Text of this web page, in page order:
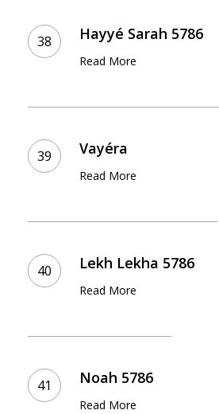
Sarah
5786
Hayyé Sarah 5786
Read More
Vayéra
Read More
Lekha
5786
Lekh Lekha 5786
Read More
5786
Noah 5786
Read More